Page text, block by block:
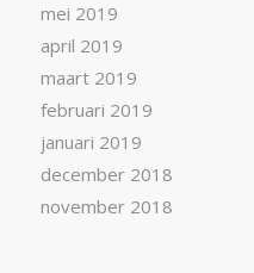
mei 2019
april 2019
maart 2019
februari 2019
januari 2019
december 2018
november 2018